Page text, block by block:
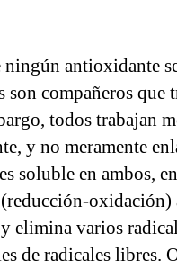
ningún antioxidante
compañeros que
todos trabajan
y no meramente
soluble en ambos,
oxidación)
elimina varios
de radicales